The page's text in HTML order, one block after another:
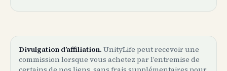
Divulgation d’affiliation. UnityLife peut recevoir une
commission lorsque vous achetez par l’entremise de